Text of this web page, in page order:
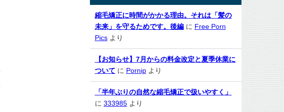
縮毛矯正に時間がかかる理由。それは「髪の
未来」を守るためです。後編に Free Porn
Picsより
【お知らせ】7月からの料金改定と夏季休業に
ついて に Pornipより
「半年ぶりの自然な縮毛矯正で扱いやすく」
に 333985より